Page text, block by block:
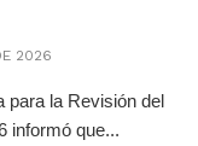
2026
para la Revisión del
informó que...